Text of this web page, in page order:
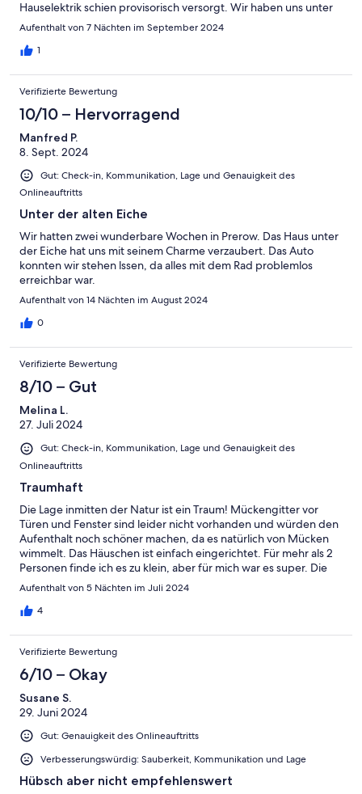
Hauselektrik schien provisorisch versorgt. Wir haben uns unter
den Voraussetzungen nicht wohl gefühlt.
Aufenthalt von 7 Nächten im September 2024
1
Verifizierte Bewertung
10/10 – Hervorragend
Manfred P.
8. Sept. 2024
Gut: Check-in, Kommunikation, Lage und Genauigkeit des
Onlineauftritts
Unter der alten Eiche
Wir hatten zwei wunderbare Wochen in Prerow. Das Haus unter
der Eiche hat uns mit seinem Charme verzaubert. Das Auto
konnten wir stehen lssen, da alles mit dem Rad problemlos
erreichbar war.
Aufenthalt von 14 Nächten im August 2024
0
Verifizierte Bewertung
8/10 – Gut
Melina L.
27. Juli 2024
Gut: Check-in, Kommunikation, Lage und Genauigkeit des
Onlineauftritts
Traumhaft
Die Lage inmitten der Natur ist ein Traum! Mückengitter vor
Türen und Fenster sind leider nicht vorhanden und würden den
Aufenthalt noch schöner machen, da es natürlich von Mücken
wimmelt. Das Häuschen ist einfach eingerichtet. Für mehr als 2
Personen finde ich es zu klein, aber für mich war es super. Die
Sauberkeit war oberflächlich ok, es könnte allerdings gern ein
und freundlich :)
Aufenthalt von 5 Nächten im Juli 2024
4
Verifizierte Bewertung
6/10 – Okay
Susane S.
29. Juni 2024
Gut: Genauigkeit des Onlineauftritts
Verbesserungswürdig: Sauberkeit, Kommunikation und Lage
Hübsch aber nicht empfehlenswert